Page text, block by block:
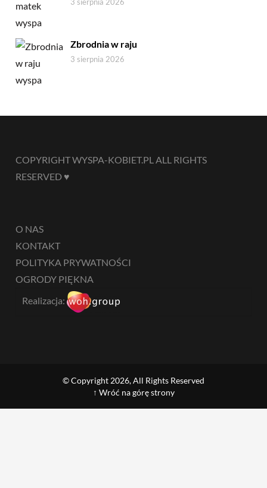
3 sierpnia 2026
Zbrodnia w raju
3 sierpnia 2026
COPYRIGHT WYSPA-KOBIET.PL ALL RIGHTS
RESERVED ♥
O NAS
KONTAKT
POLITYKA PRYWATNOŚCI
OGRODY PIĘKNA
Realizacja:
© Copyright 2026, All Rights Reserved
↑ Wróć na górę strony